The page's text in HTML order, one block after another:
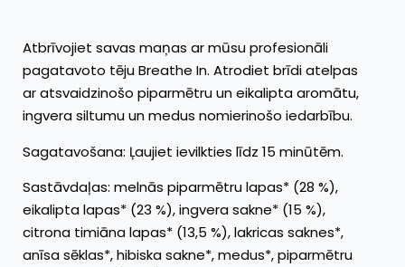
Atbrīvojiet savas maņas ar mūsu profesionāli
pagatavoto tēju Breathe In. Atrodiet brīdi atelpas
ar atsvaidzinošo piparmētru un eikalipta aromātu,
ingvera siltumu un medus nomierinošo iedarbību.
Sagatavošana: Ļaujiet ievilkties līdz 15 minūtēm.
Sastāvdaļas: melnās piparmētru lapas* (28 %),
eikalipta lapas* (23 %), ingvera sakne* (15 %),
citrona timiāna lapas* (13,5 %), lakricas saknes*,
anīsa sēklas*, hibiska sakne*, medus*, piparmētru